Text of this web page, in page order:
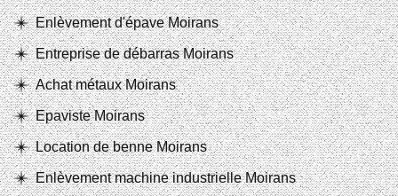
Enlèvement d'épave Moirans
Entreprise de débarras Moirans
Achat métaux Moirans
Epaviste Moirans
Location de benne Moirans
Enlèvement machine industrielle Moirans